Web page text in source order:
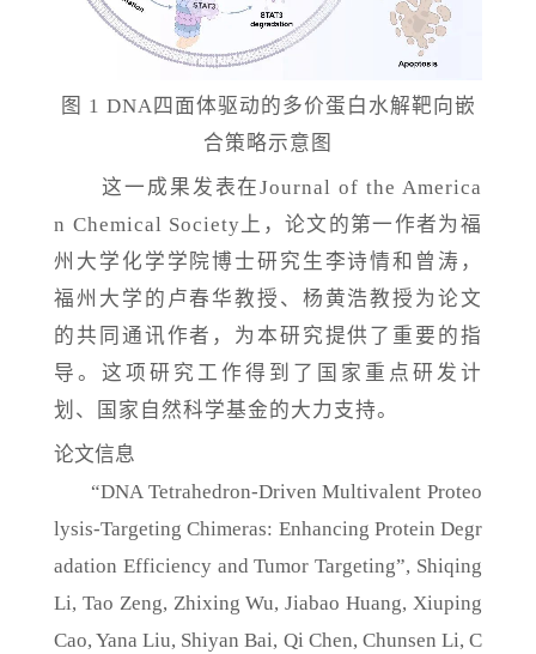
图 1 DNA四面体驱动的多价蛋白水解靶向嵌
合策略示意图
这一成果发表在Journal of the America
n Chemical Society上，论文的第一作者为福
州大学化学学院博士研究生李诗情和曾涛，
福州大学的卢春华教授、杨黄浩教授为论文
的共同通讯作者，为本研究提供了重要的指
导。这项研究工作得到了国家重点研发计
划、国家自然科学基金的大力支持。
论文信息
“DNA Tetrahedron-Driven Multivalent Proteo
lysis-Targeting Chimeras: Enhancing Protein Degr
adation Efficiency and Tumor Targeting”, Shiqing
Li, Tao Zeng, Zhixing Wu, Jiabao Huang, Xiuping
Cao, Yana Liu, Shiyan Bai, Qi Chen, Chunsen Li, C